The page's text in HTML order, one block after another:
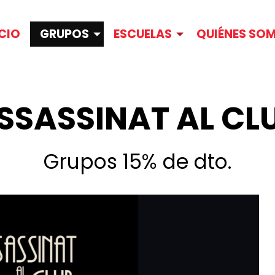
GRUPOS ESCUELAS QUIÉNES
AL
Grupos 15% de dto.